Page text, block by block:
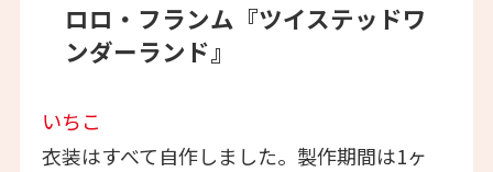
ロロ・フランム『ツイステッドワ
ンダーランド』
いちこ
衣装はすべて自作しました。製作期間は1ヶ